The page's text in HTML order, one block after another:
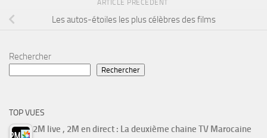
ARTICLE PRÉCÉDENT
Les autos-étoiles les plus célèbres des films
Rechercher
Rechercher
TOP VUES
2M live , 2M en direct : La deuxième chaine TV Marocaine